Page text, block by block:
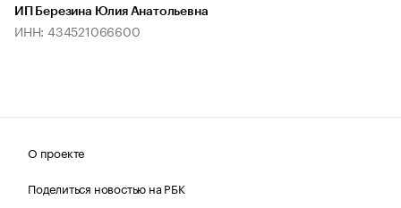
ИП Березина Юлия Анатольевна
ИНН: 434521066600
О проекте
Поделиться новостью на РБК